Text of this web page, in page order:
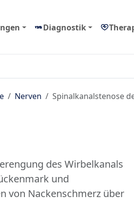
Diagnostik
Nerven Spinalkanalstenose
des Wirbelkanals
und
von Nackenschmerz über